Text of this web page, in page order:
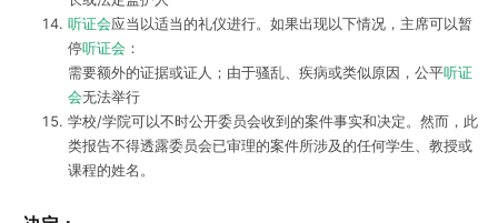
听证会应当以适当的礼仪进行。如果出现以下情况，主席可以暂
停听证会 ：
需要额外的证据或证人；由于骚乱、疾病或类似原因，公平听证
会无法举行
学校/学院可以不时公开委员会收到的案件事实和决定。然而，此
类报告不得透露委员会已审理的案件所涉及的任何学生、教授或
课程的姓名。